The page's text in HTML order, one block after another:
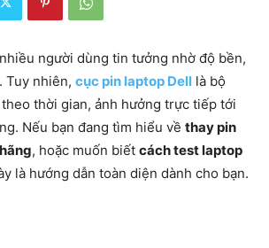
người dùng tin tưởng nhờ độ bền,
Tuy nhiên, cục pin laptop Dell là bộ
thời gian, ảnh hưởng trực tiếp tới
Nếu bạn đang tìm hiểu về thay pin
, hoặc muốn biết cách test laptop
là hướng dẫn toàn diện dành cho bạn.